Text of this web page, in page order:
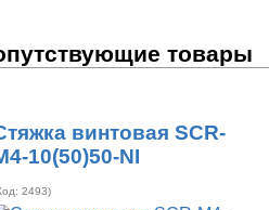
товары
винтовая SCR-
10(50)50-NI
2493)